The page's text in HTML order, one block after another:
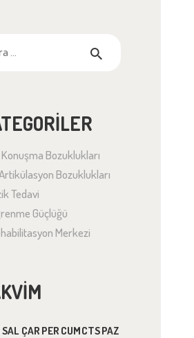
Konuşma Bozuklukları
Bozuklukları
Tedavi
Güçlüğü
Merkezi
SAL ÇAR PER CUMCTSPAZ